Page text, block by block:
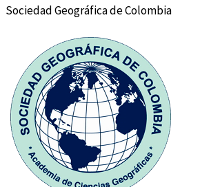
Sociedad Geográfica de Colombia